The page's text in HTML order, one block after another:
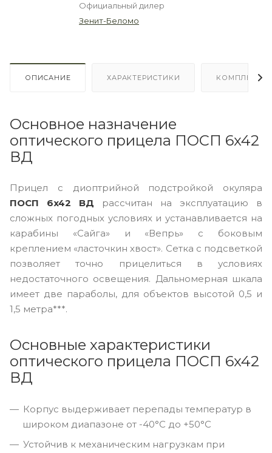
Официальный дилер
Зенит-Беломо
ОПИСАНИЕ ХАРАКТЕРИСТИКИ
Основное назначение
оптического прицела ПОСП 6x42
ВД
Прицел с диоптрийной подстройкой окуляра
ПОСП 6x42 ВД рассчитан на эксплуатацию в
сложных погодных условиях и устанавливается на
карабины «Сайга» и «Вепрь» с боковым
креплением «ласточкин хвост». Сетка с подсветкой
позволяет точно прицелиться в условиях
недостаточного освещения. Дальномерная шкала
имеет две параболы, для объектов высотой 0,5 и
1,5 метра***.
Основные характеристики
оптического прицела ПОСП 6x42
ВД
Корпус выдерживает перепады температур в
широком диапазоне от -40°C до +50°C
Устойчив к механическим нагрузкам при